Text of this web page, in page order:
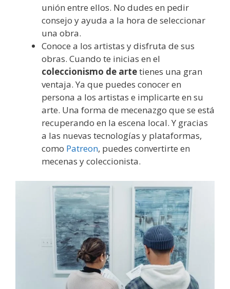
unión entre ellos. No dudes en pedir
consejo y ayuda a la hora de seleccionar
una obra.
Conoce a los artistas y disfruta de sus
obras. Cuando te inicias en el
coleccionismo de artetienes una gran
ventaja. Ya que puedes conocer en
persona a los artistas e implicarte en su
arte. Una forma de mecenazgo que se está
recuperando en la escena local. Y gracias
a las nuevas tecnologías y plataformas,
como Patreon, puedes convertirte en
mecenas y coleccionista.